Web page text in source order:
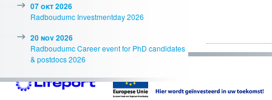
07 okt 2026
Radboudumc Investmentday 2026
20 nov 2026
Radboudumc Career event for PhD candidates
& postdocs 2026